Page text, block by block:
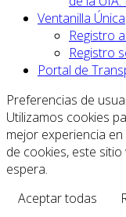
Ventanilla Única
Registro
Registro
Portal de
Preferencias de
Utilizamos cookies
mejor experiencia
de cookies, este
espera.
Aceptar todas